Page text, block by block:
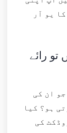
یو آر
رائے
ان کی
ہو؟ کیا
کی